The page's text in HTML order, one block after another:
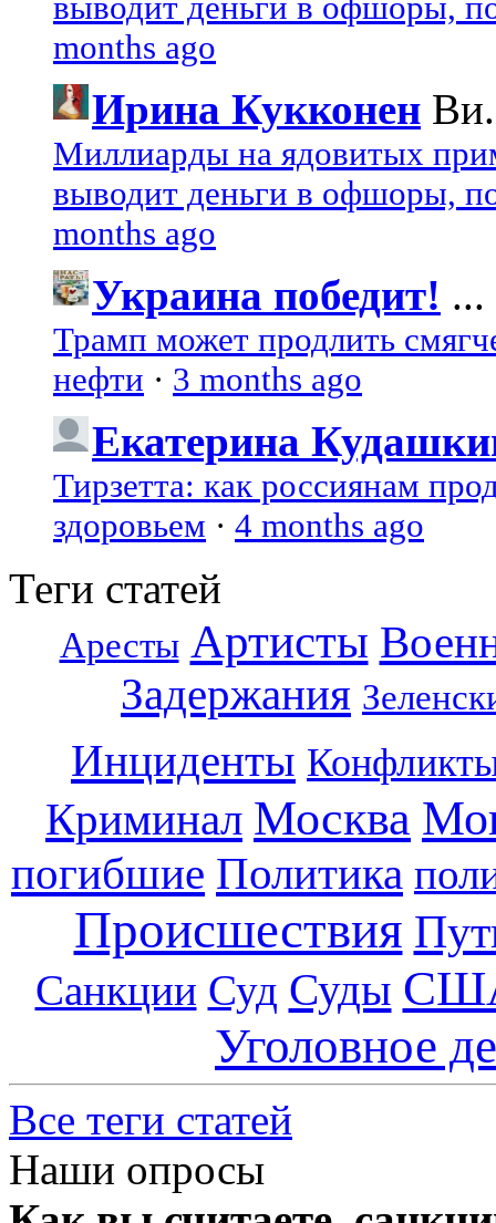
months ago
Ирина Кукконен
Миллиарды на ядовитых
выводит деньги в офшоры,
months ago
Украина победит! ...
Трамп может продлить
нефти · 3 months ago
Екатерина
Тирзетта: как россиянам
здоровьем · 4 months ago
Теги статей
Аресты Артисты
Задержания
Инциденты
Криминал Москва
погибшие Политика
Происшествия
Санкции Суд Суды
Уголовное
Все теги статей
Наши опросы